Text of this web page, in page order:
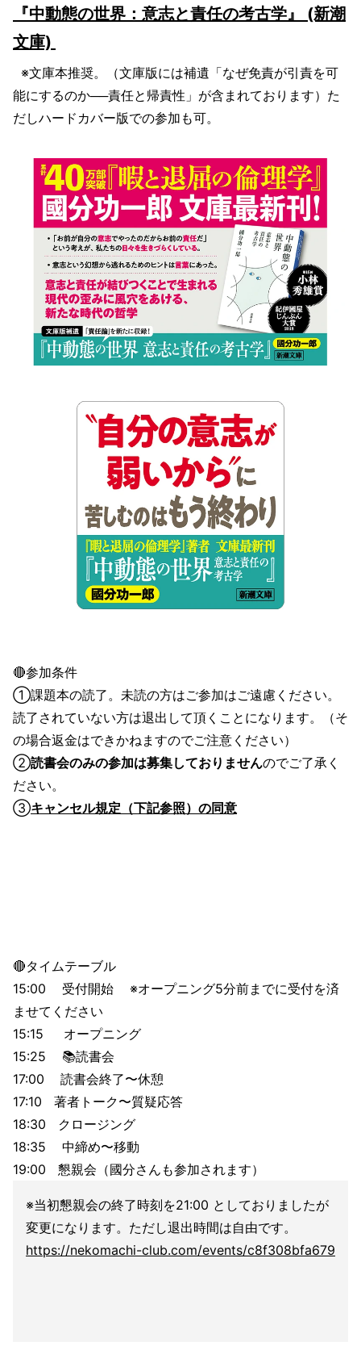
『中動態の世界：意志と責任の考古学』 (新潮
文庫)
※文庫本推奨。（文庫版には補遺「なぜ免責が引責を可
能にするのか──責任と帰責性」が含まれております）た
だしハードカバー版での参加も可。
🔴参加条件
①課題本の読了。未読の方はご参加はご遠慮ください。
読了されていない方は退出して頂くことになります。（そ
の場合返金はできかねますのでご注意ください）
②読書会のみの参加は募集しておりませんのでご了承く
ださい。
③キャンセル規定（下記参照）の同意
🔴タイムテーブル
15:00 受付開始 ※オープニング5分前までに受付を済
ませてください
15:15 オープニング
15:25 📚読書会
17:00 読書会終了〜休憩
17:10 著者トーク〜質疑応答
18:30 クロージング
18:35 中締め〜移動
19:00 懇親会（國分さんも参加されます）
※当初懇親会の終了時刻を21:00 としておりましたが
変更になります。ただし退出時間は自由です。
https://nekomachi-club.com/events/c8f308bfa679